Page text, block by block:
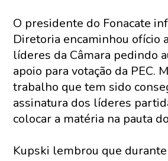
O presidente do Fonacate
Diretoria encaminhou ofício
líderes da Câmara pedindo
apoio para votação da PEC.
trabalho que tem sido
assinatura dos líderes
colocar a matéria na pauta
Kupski lembrou que